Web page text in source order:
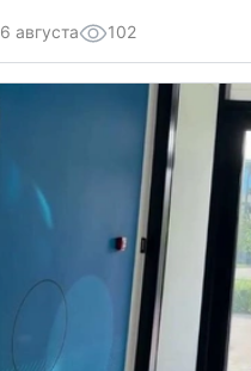
6 августа 102